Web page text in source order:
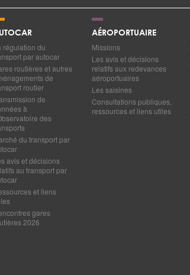
régulation du
par autocar
routières et autres
de
routier
de
à
des
du transport par
avis et décisions
au transport par
et liens
gares
2026
AÉROPORTUAIRE
Missions
Les avis et décisions
relatifs aux redevances
aéroportuaires
Les saisines
Consultations publiques,
ressources et liens utiles